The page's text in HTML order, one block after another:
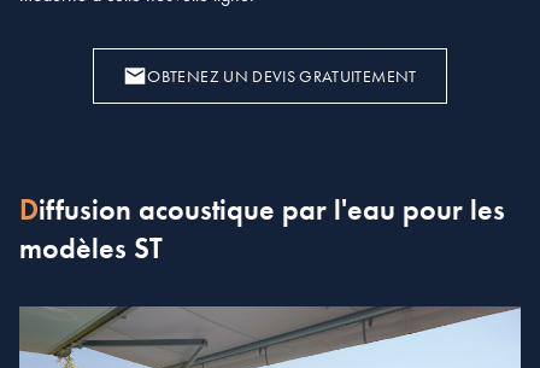
OBTENEZ UN DEVIS GRATUITEMENT
Diffusion acoustique par l'eau pour les
modèles ST